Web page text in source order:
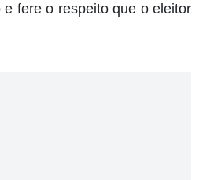
fere o respeito que o eleitor